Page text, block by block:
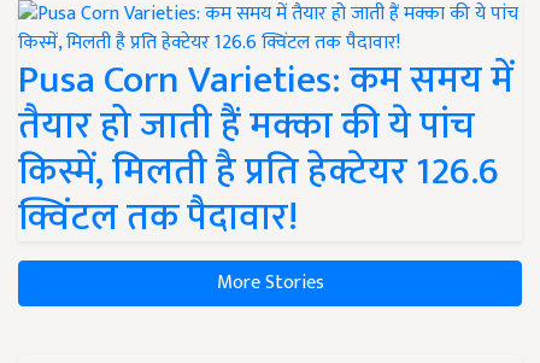
Pusa Corn Varieties: कम समय में
तैयार हो जाती हैं मक्का की ये पांच
किस्में, मिलती है प्रति हेक्टेयर 126.6
क्विंटल तक पैदावार!
More Stories